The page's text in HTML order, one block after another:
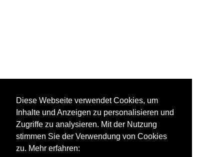
Diese Webseite verwendet Cookies, um
Inhalte und Anzeigen zu personalisieren und
Zugriffe zu analysieren. Mit der Nutzung
stimmen Sie der Verwendung von Cookies
zu. Mehr erfahren: